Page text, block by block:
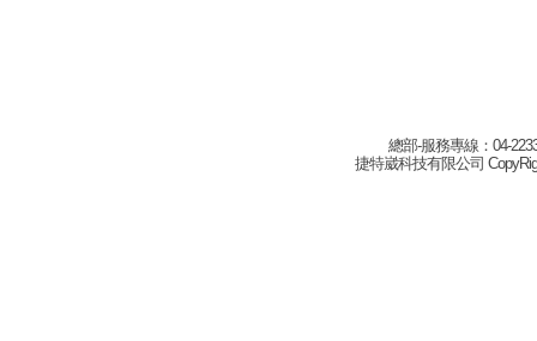
總部-服務專線：04-
捷特崴科技有限公司